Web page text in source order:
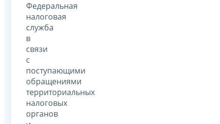
Федеральная
налоговая
служба
в
связи
с
поступающими
обращениями
территориальных
налоговых
органов